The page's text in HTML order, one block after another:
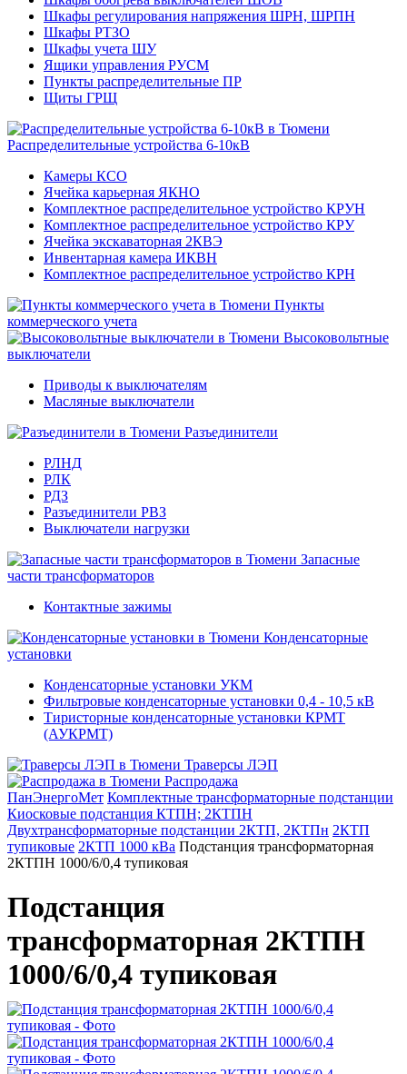
Шкафы регулирования напряжения ШРН, ШРПН
Шкафы РТЗО
Шкафы учета ШУ
Ящики управления РУСМ
Пункты распределительные ПР
Щиты ГРЩ
Распределительные устройства 6-10кВ
Камеры КСО
Ячейка карьерная ЯКНО
Комплектное распределительное устройство КРУН
Комплектное распределительное устройство КРУ
Ячейка экскаваторная 2КВЭ
Инвентарная камера ИКВН
Комплектное распределительное устройство КРН
Пункты
коммерческого учета
Высоковольтные
выключатели
Приводы к выключателям
Масляные выключатели
Разъединители
РЛНД
РЛК
РДЗ
Разъединители РВЗ
Выключатели нагрузки
Запасные
части трансформаторов
Контактные зажимы
Конденсаторные
установки
Конденсаторные установки УКМ
Фильтровые конденсаторные установки 0,4 - 10,5 кВ
Тиристорные конденсаторные установки КРМТ
(АУКРМТ)
Траверсы ЛЭП
Распродажа
ПанЭнергоМет Комплектные трансформаторные подстанции
Киосковые подстанция КТПН; 2КТПН
Двухтрансформаторные подстанции 2КТП, 2КТПн 2КТП
тупиковые 2КТП 1000 кВа Подстанция трансформаторная
2КТПН 1000/6/0,4 тупиковая
Подстанция
трансформаторная 2КТПН
1000/6/0,4 тупиковая